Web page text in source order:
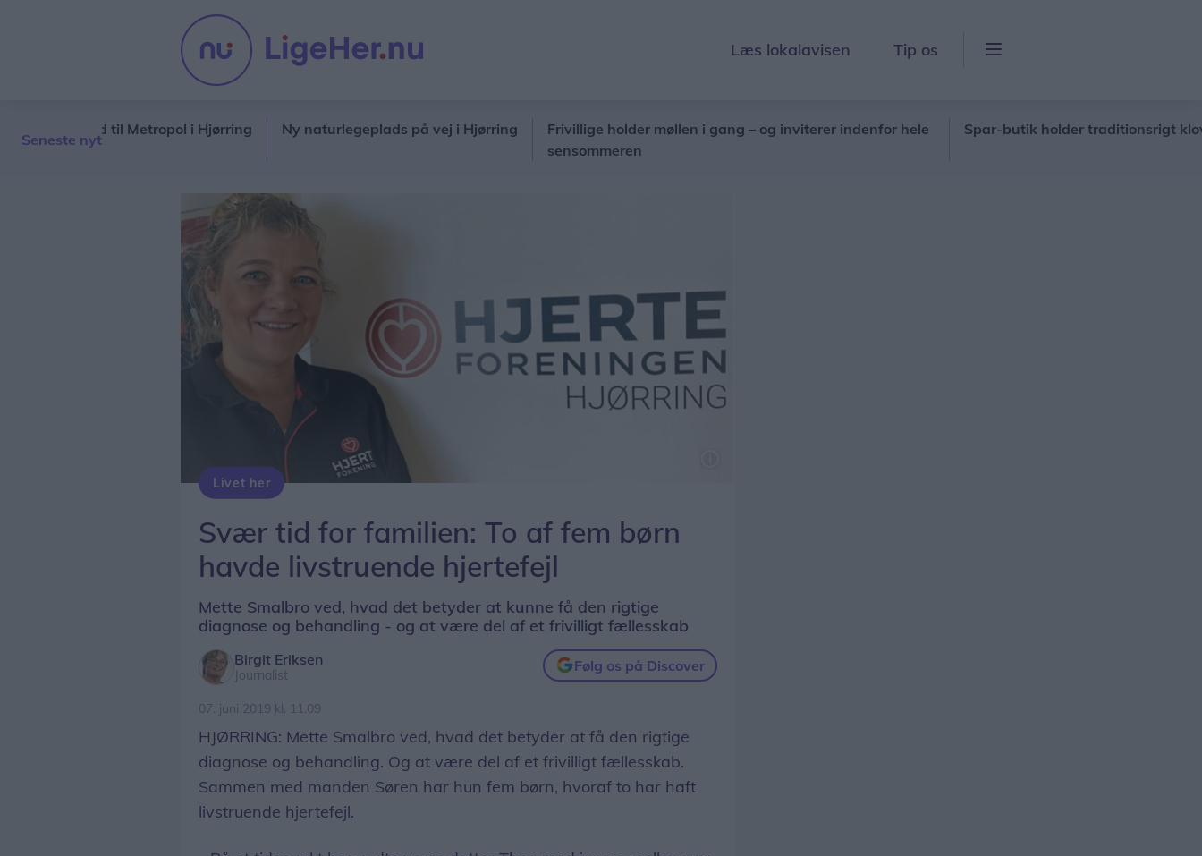
Læs lokalavisen Tip os
Seneste nyt
ud til Metropol i Hjørring Ny naturlegeplads på vej i Hjørring
Frivillige holder møllen i gang – og inviterer indenfor hele
sensommeren
Spar-butik holder traditionsrigt klovneløb
Livet her
Svær tid for familien: To af fem børn
havde livstruende hjertefejl
Mette Smalbro ved, hvad det betyder at kunne få den rigtige
diagnose og behandling - og at være del af et frivilligt fællesskab
Birgit Eriksen
Journalist
Følg os på Discover
07. juni 2019 kl. 11.09
HJØRRING: Mette Smalbro ved, hvad det betyder at få den rigtige
diagnose og behandling. Og at være del af et frivilligt fællesskab.
Sammen med manden Søren har hun fem børn, hvoraf to har haft
livstruende hjertefejl.